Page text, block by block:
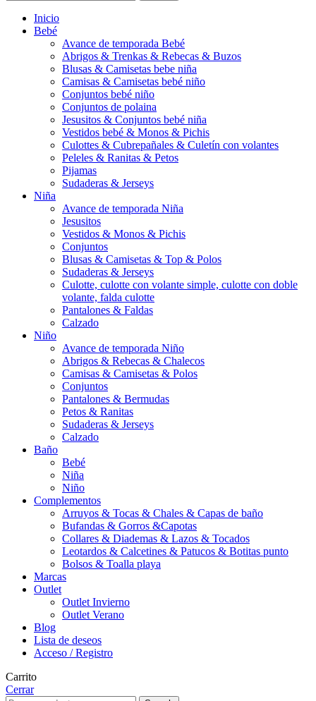
Inicio
Bebé
Avance de temporada Bebé
Abrigos & Trenkas & Rebecas & Buzos
Blusas & Camisetas bebe niña
Camisas & Camisetas bebé niño
Conjuntos bebé niño
Conjuntos de polaina
Jesusitos & Conjuntos bebé niña
Vestidos bebé & Monos & Pichis
Culottes & Cubrepañales & Culetín con volantes
Peleles & Ranitas & Petos
Pijamas
Sudaderas & Jerseys
Niña
Avance de temporada Niña
Jesusitos
Vestidos & Monos & Pichis
Conjuntos
Blusas & Camisetas & Top & Polos
Sudaderas & Jerseys
Culotte, culotte con volante simple, culotte con doble
volante, falda culotte
Pantalones & Faldas
Calzado
Niño
Avance de temporada Niño
Abrigos & Rebecas & Chalecos
Camisas & Camisetas & Polos
Conjuntos
Pantalones & Bermudas
Petos & Ranitas
Sudaderas & Jerseys
Calzado
Baño
Bebé
Niña
Niño
Complementos
Arruyos & Tocas & Chales & Capas de baño
Bufandas & Gorros &Capotas
Collares & Diademas & Lazos & Tocados
Leotardos & Calcetines & Patucos & Botitas punto
Bolsos & Toalla playa
Marcas
Outlet
Outlet Invierno
Outlet Verano
Blog
Lista de deseos
Acceso / Registro
Carrito
Cerrar